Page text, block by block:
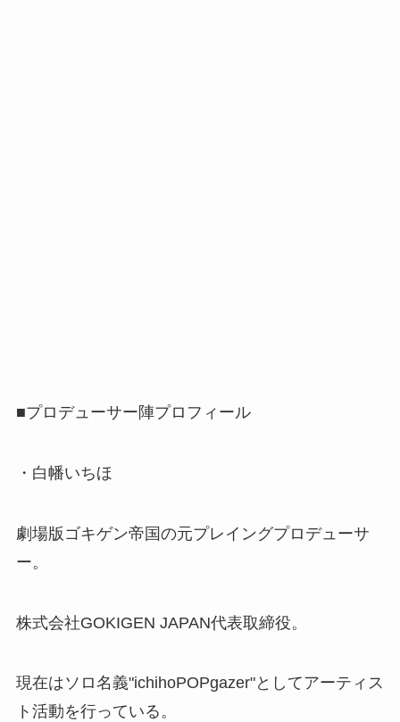
■プロデューサー陣プロフィール
・白幡いちほ
劇場版ゴキゲン帝国の元プレイングプロデューサ
ー。
株式会社GOKIGEN JAPAN代表取締役。
現在はソロ名義"ichihoPOPgazer"としてアーティス
ト活動を行っている。